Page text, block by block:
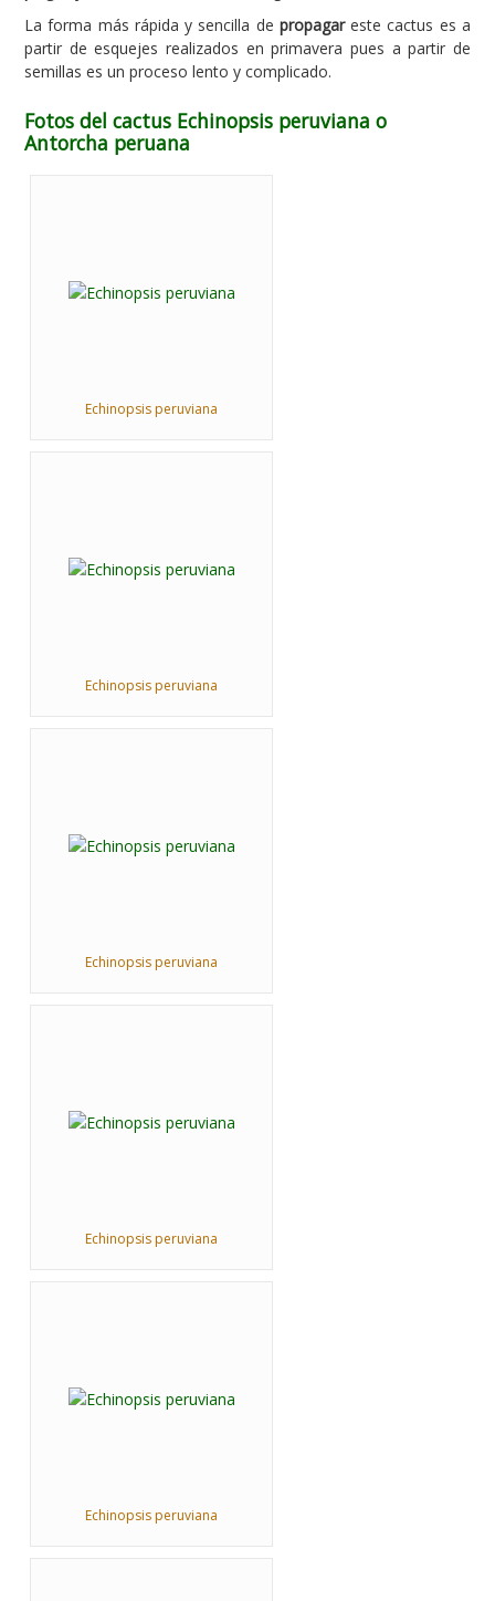
La forma más rápida y sencilla de propagareste cactus es a
partir de esquejes realizados en primavera pues a partir de
semillas es un proceso lento y complicado.
Fotos del cactus Echinopsis peruviana o
Antorcha peruana
Echinopsis peruviana
Echinopsis peruviana
Echinopsis peruviana
Echinopsis peruviana
Echinopsis peruviana